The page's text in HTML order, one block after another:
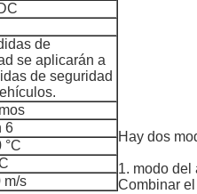
de
se aplicarán a
de seguridad
6
°C
m/s
Hay dos
1. modo del
Combinar